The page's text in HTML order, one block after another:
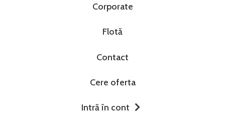
Corporate
Flotă
Contact
Cere oferta
Intră în cont